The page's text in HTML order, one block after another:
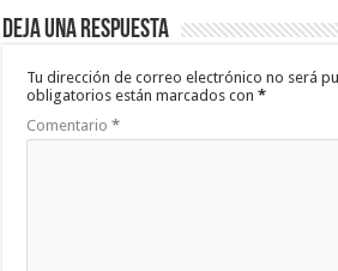
Deja una respuesta
Tu dirección de correo electrónico no será
obligatorios están marcados con*
Comentario*